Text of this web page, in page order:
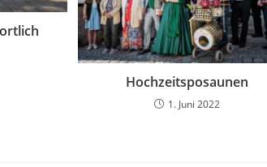
Hochzeitsposaunen
1. Juni 2022